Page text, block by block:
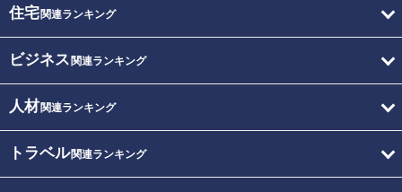
住宅関連ランキング
ビジネス 関連ランキング
人材関連ランキング
トラベル関連ランキング